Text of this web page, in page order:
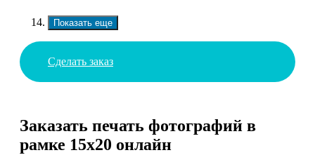
Показать еще
Сделать заказ
Заказать печать фотографий в
рамке 15х20 онлайн